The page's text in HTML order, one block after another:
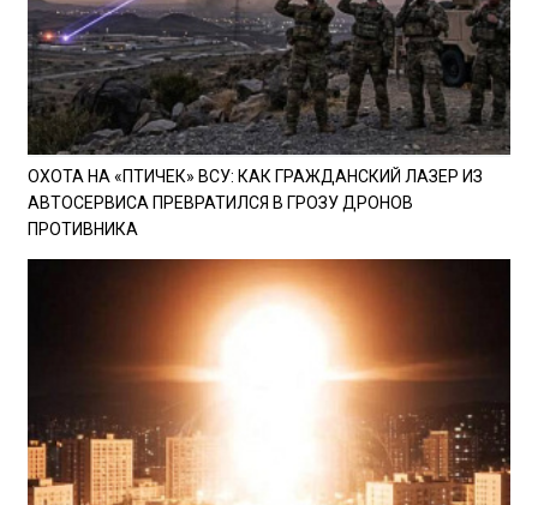
ОХОТА НА «ПТИЧЕК» ВСУ: КАК ГРАЖДАНСКИЙ ЛАЗЕР ИЗ
АВТОСЕРВИСА ПРЕВРАТИЛСЯ В ГРОЗУ ДРОНОВ
ПРОТИВНИКА